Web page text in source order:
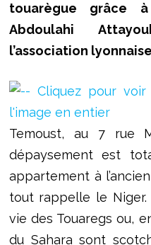
touarègue grâce
Abdoulahi
l’association
Temoust, au 7 rue
dépaysement est
appartement à
tout rappelle le
vie des Touaregs ou,
du Sahara sont